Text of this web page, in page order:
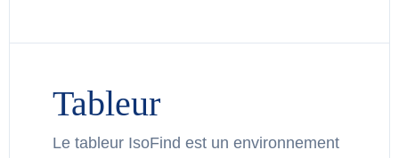
Tableur
Le tableur IsoFind est un environnement